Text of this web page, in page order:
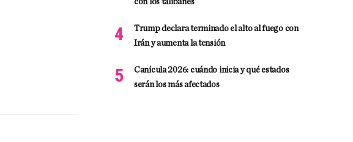
con los talibanes
Trump declara terminado el alto al fuego con
Irán y aumenta la tensión
Canícula 2026: cuándo inicia y qué estados
serán los más afectados